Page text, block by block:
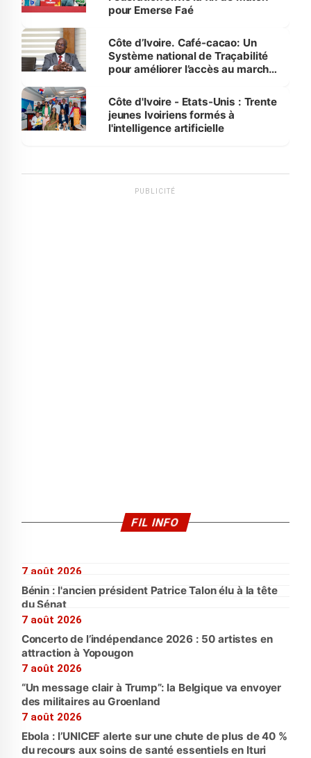
pour Emerse Faé
Côte d’Ivoire. Café-cacao: Un
Système national de Traçabilité
pour améliorer l’accès au marché
Côte d'Ivoire - Etats-Unis : Trente
jeunes Ivoiriens formés à
l'intelligence artificielle
PUBLICITÉ
FIL INFO
7 août 2026
Bénin : l'ancien président Patrice Talon élu à la tête
du Sénat
7 août 2026
Concerto de l’indépendance 2026 : 50 artistes en
attraction à Yopougon
7 août 2026
“Un message clair à Trump”: la Belgique va envoyer
des militaires au Groenland
7 août 2026
Ebola : l’UNICEF alerte sur une chute de plus de 40 %
du recours aux soins de santé essentiels en Ituri